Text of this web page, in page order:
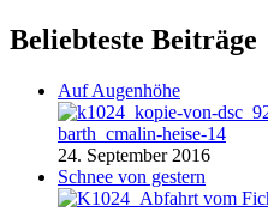
Beliebteste Beiträge
Auf Augenhöhe
24. September 2016
Schnee von gestern